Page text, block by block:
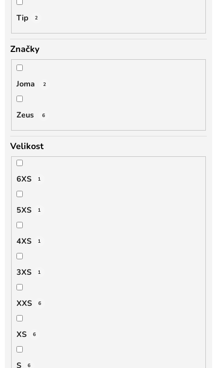
Tip 2
Značky
Joma 2
Zeus 6
Velikost
6XS 1
5XS 1
4XS 1
3XS 1
XXS 6
XS 6
S 6